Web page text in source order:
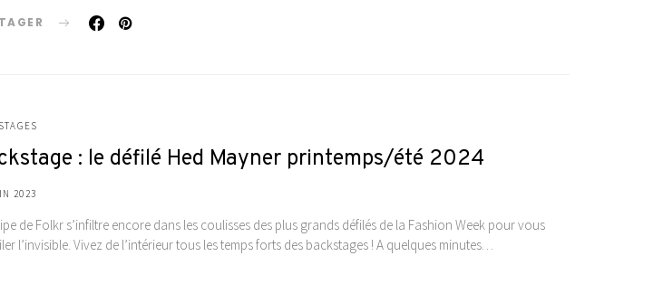
: le défilé Hed Mayner printemps/été 2024
2023
de Folkr s’infiltre encore dans les coulisses des plus grands défilés de la Fashion Week pour vous
l’invisible. Vivez de l’intérieur tous les temps forts des backstages ! A quelques minutes…